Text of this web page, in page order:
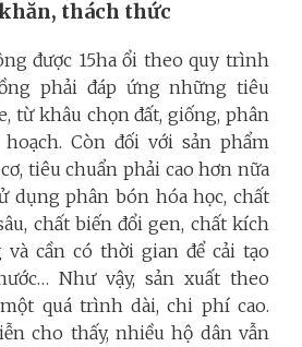
thách thức
được 15ha ổi theo quy trình
phải đáp ứng những tiêu
từ khâu chọn đất, giống, phân
Còn đối với sản phẩm
tiêu chuẩn phải cao hơn nữa
dụng phân bón hóa học, chất
chất biến đổi gen, chất kích
cần có thời gian để cải tạo
Như vậy, sản xuất theo
quá trình dài, chi phí cao.
cho thấy, nhiều hộ dân vẫn